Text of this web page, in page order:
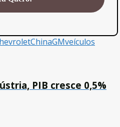
ChinaGMveículos
PIB cresce 0,5%